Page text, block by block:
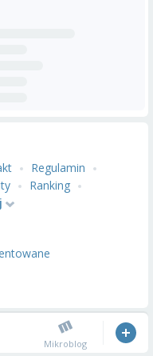
Regulamin
Ranking
Mikroblog